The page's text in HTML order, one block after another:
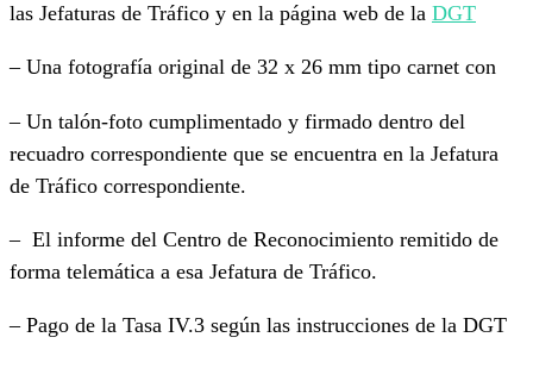
las Jefaturas de Tráfico y en la página web de la DGT
– Una fotografía original de 32 x 26 mm tipo carnet con
– Un talón-foto cumplimentado y firmado dentro del
recuadro correspondiente que se encuentra en la Jefatura
de Tráfico correspondiente.
– El informe del Centro de Reconocimiento remitido de
forma telemática a esa Jefatura de Tráfico.
– Pago de la Tasa IV.3 según las instrucciones de la DGT